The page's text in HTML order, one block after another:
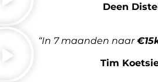
Deen
“In 7 maanden naar
Tim